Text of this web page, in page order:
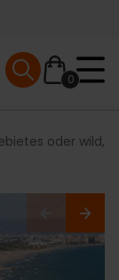
0
Mobile menu
oder wild,